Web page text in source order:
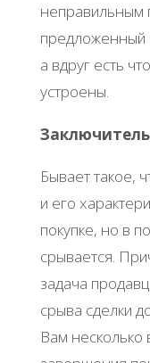
неправильным
предложенный
а вдруг есть
устроены.
Бывает такое,
и его
покупке, но в
срывается.
задача
срыва сделки
Вам несколько